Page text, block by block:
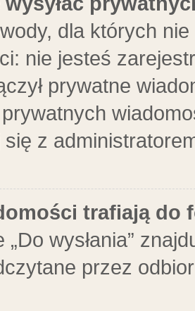
dla których
nie jesteś
prywatne
prywatnych
z
trafiają do
„Do wysłania”
przez